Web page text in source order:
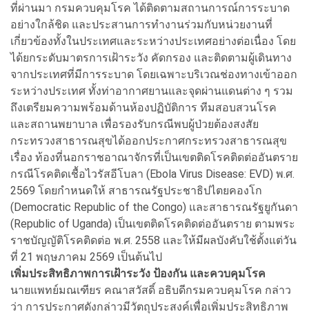
ที่ผ่านมา กรมควบคุมโรค ได้ติดตามสถานการณ์การระบาด
อย่างใกล้ชิด และประสานการทำงานร่วมกับหน่วยงานที่
เกี่ยวข้องทั้งในประเทศและระหว่างประเทศอย่างต่อเนื่อง โดย
ได้ยกระดับมาตรการเฝ้าระวัง คัดกรอง และติดตามผู้เดินทาง
จากประเทศที่มีการระบาด โดยเฉพาะบริเวณช่องทางเข้าออก
ระหว่างประเทศ ทั้งท่าอากาศยานและจุดผ่านแดนต่าง ๆ รวม
ถึงเตรียมความพร้อมด้านห้องปฏิบัติการ ทีมสอบสวนโรค
และสถานพยาบาล เพื่อรองรับกรณีพบผู้ป่วยต้องสงสัย
กระทรวงสาธารณสุขได้ออกประกาศกระทรวงสาธารณสุข
เรื่อง ท้องที่นอกราชอาณาจักรที่เป็นเขตติดโรคติดต่ออันตราย
กรณีโรคติดเชื้อไวรัสอีโบลา (Ebola Virus Disease: EVD) พ.ศ.
2569 โดยกำหนดให้ สาธารณรัฐประชาธิปไตยคองโก
(Democratic Republic of the Congo) และสาธารณรัฐยูกันดา
(Republic of Uganda) เป็นเขตติดโรคติดต่ออันตราย ตามพระ
ราชบัญญัติโรคติดต่อ พ.ศ. 2558 และให้มีผลบังคับใช้ตั้งแต่วัน
ที่ 21 พฤษภาคม 2569 เป็นต้นไป
เพิ่มประสิทธิภาพการเฝ้าระวัง ป้องกัน และควบคุมโรค
นายแพทย์มณเฑียร คณาสวัสดิ์ อธิบดีกรมควบคุมโรค กล่าว
ว่า การประกาศดังกล่าวมีวัตถุประสงค์เพื่อเพิ่มประสิทธิภาพ